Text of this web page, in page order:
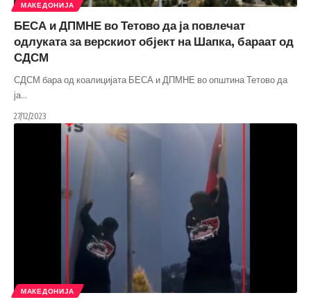
МАКЕДОНИЈА
БЕСА и ДПМНЕ во Тетово да ја повлечат
одлуката за верскиот објект на Шапка, бараат од
СДСМ
СДСМ бара од коалицијата БЕСА и ДПМНЕ во општина Тетово да
ја…
27/12/2023
МАКЕДОНИЈА